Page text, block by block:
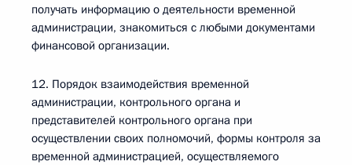
получать информацию о деятельности временной
администрации, знакомиться с любыми документами
финансовой организации.
12. Порядок взаимодействия временной
администрации, контрольного органа и
представителей контрольного органа при
осуществлении своих полномочий, формы контроля за
временной администрацией, осуществляемого